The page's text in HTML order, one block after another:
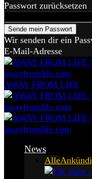
Passwort zurücksetzen
Wir senden dir ein
E-Mail-Adresse
AWAY FROM LIFE
News
Alle